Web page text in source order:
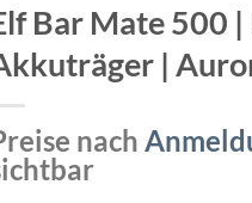
Bar Mate 500 |
|
nach